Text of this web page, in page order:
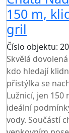
150 m,
gril
Číslo objektu:
Skvělá
kdo hledají
přistýlka se
Lužnicí, jen
ideální
vody. Součástí